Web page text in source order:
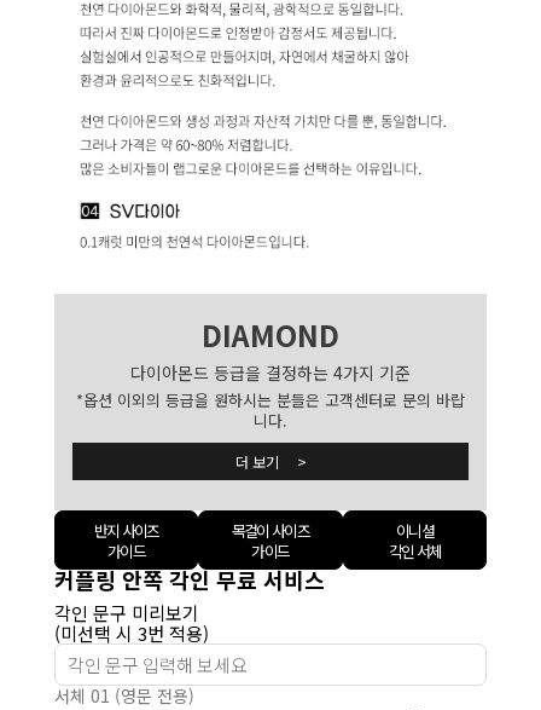
DIAMOND
다이아몬드 등급을 결정하는 4가지 기준
*옵션 이외의 등급을 원하시는 분들은 고객센터로 문의 바랍
니다.
더 보기 >
반지 사이즈
가이드
목걸이 사이즈
가이드
이니셜
각인 서체
커플링 안쪽 각인 무료 서비스
각인 문구 미리보기
(미선택 시 3번 적용)
서체 01 (영문 전용)